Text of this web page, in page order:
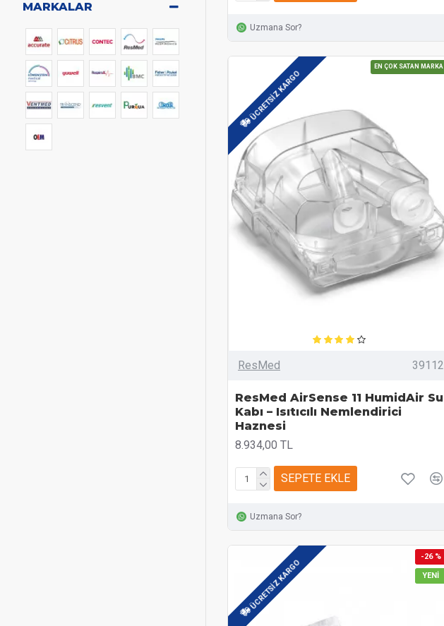
MARKALAR
Uzmana Sor?
EN ÇOK SATAN MARKA
ÜCRETSIZ KARGO
ResMed 39112
ResMed AirSense 11 HumidAir Su
Kabı – Isıtıcılı Nemlendirici
Haznesi
8.934,00 TL
SEPETE EKLE
Uzmana Sor?
YENI
ÜCRETSIZ KARGO
-26 %